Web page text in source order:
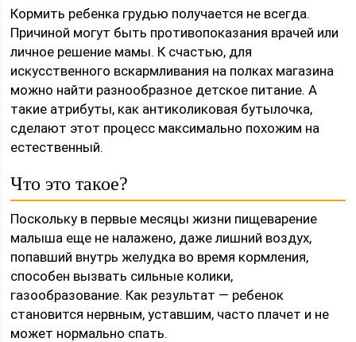
Кормить ребенка грудью получается не всегда.
Причиной могут быть противопоказания врачей или
личное решение мамы. К счастью, для
искусственного вскармливания на полках магазина
можно найти разнообразное детское питание. А
такие атрибуты, как антиколиковая бутылочка,
сделают этот процесс максимально похожим на
естественный.
Что это такое?
Поскольку в первые месяцы жизни пищеварение
малыша еще не налажено, даже лишний воздух,
попавший внутрь желудка во время кормления,
способен вызвать сильные колики,
газообразование. Как результат — ребенок
становится нервным, уставшим, часто плачет и не
может нормально спать.